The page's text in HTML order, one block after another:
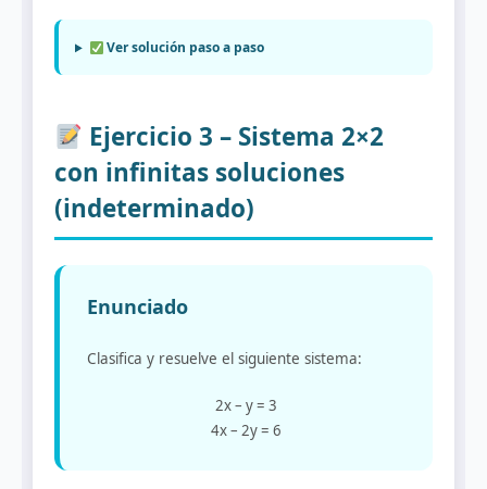
Ver solución paso a paso
Ejercicio 3 – Sistema 2×2
con infinitas soluciones
(indeterminado)
Enunciado
Clasifica y resuelve el siguiente sistema:
2x – y = 3
4x – 2y = 6